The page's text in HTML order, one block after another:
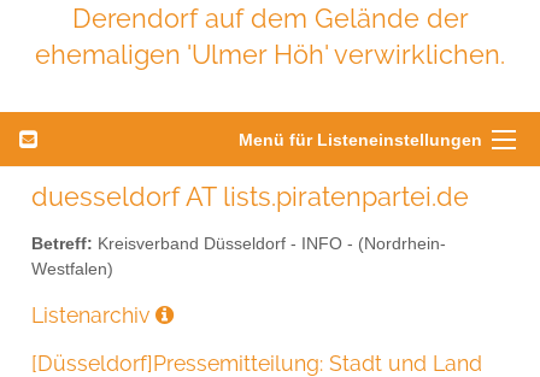
Derendorf auf dem Gelände der
ehemaligen 'Ulmer Höh' verwirklichen.
Menü für Listeneinstellungen
duesseldorf AT lists.piratenpartei.de
Betreff: Kreisverband Düsseldorf - INFO - (Nordrhein-
Westfalen)
Listenarchiv
[Düsseldorf]Pressemitteilung: Stadt und Land